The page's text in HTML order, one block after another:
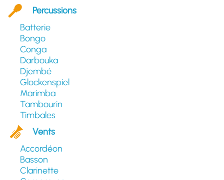
Percussions
Batterie
Bongo
Conga
Darbouka
Djembé
Glockenspiel
Marimba
Tambourin
Timbales
Vents
Accordéon
Basson
Clarinette